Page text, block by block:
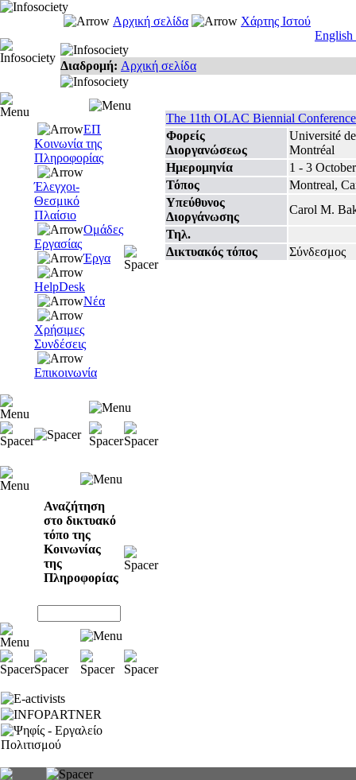
Αρχική σελίδα
Χάρτης Ιστού
English
Διαδρομή: Αρχική σελίδα
ΕΠ
Κοινωνία της
Πληροφορίας
Έλεγχοι-
Θεσμικό
Πλαίσιο
Ομάδες
Εργασίας
Έργα
HelpDesk
Νέα
Χρήσιμες
Συνδέσεις
Επικοινωνία
Αναζήτηση
στο δικτυακό
τόπο της
Κοινωνίας
της
Πληροφορίας
The 11th OLAC Biennial Conference
Φορείς
Διοργανώσεως
Université de
Montréal
Ημερομηνία
1 - 3
Τόπος
Montreal,
Υπεύθυνος
Διοργάνωσης
Carol M.
Τηλ.
Δικτυακός τόπος
Σύνδεσμος